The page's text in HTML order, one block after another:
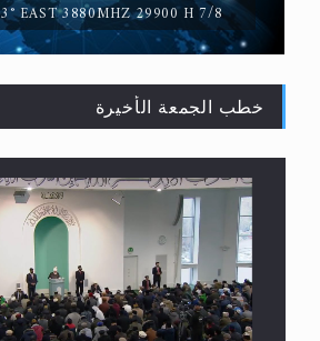
القرآن قاضٍ وحكمٌ على السنة ومهيمنٌ
العكس
EAST 3880MHZ 29900 H 7/8
خطب الجمعة الأخيرة